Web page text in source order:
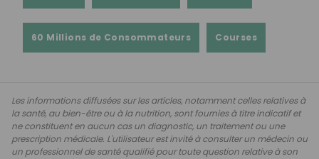
60 Millions de Consommateurs Courses
Les informations diffusées sur les articles, notamment celles relatives à
la santé, au bien-être ou à la nutrition, sont fournies à titre indicatif et
ne constituent en aucun cas un diagnostic, un traitement ou une
prescription médicale. L'utilisateur est invité à consulter un médecin ou
un professionnel de santé qualifié pour toute question relative à son